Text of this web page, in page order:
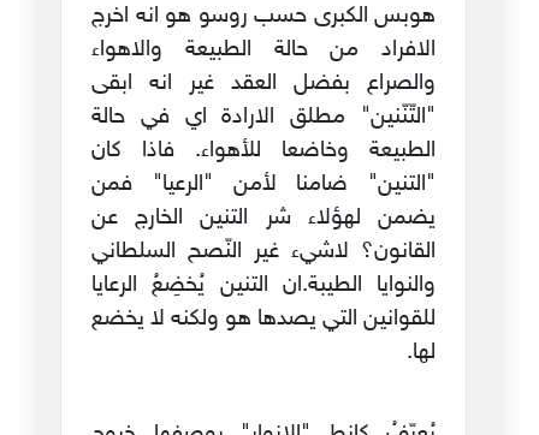
هوبس الكبرى حسب روسو هو انه اخرج
الافراد من حالة الطبيعة والاهواء
والصراع بفضل العقد غير انه ابقى
"التّنّنين" مطلق الارادة اي في حالة
الطبيعة وخاضعا للأهواء. فاذا كان
"التنين" ضامنا لأمن "الرعيا" فمن
يضمن لهؤلاء شر التنين الخارج عن
القانون؟ لاشيء غير النّصح السلطاني
والنوايا الطيبة.ان التنين يُخضِعُ الرعايا
للقوانين التي يصدها هو ولكنه لا يخضع
لها.